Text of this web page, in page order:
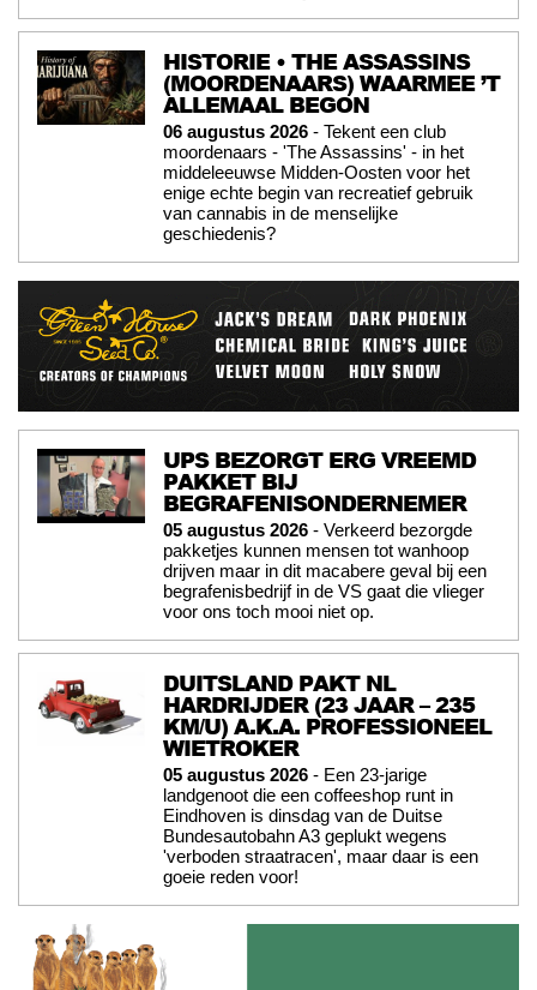
HISTORIE • THE ASSASSINS
(MOORDENAARS) WAARMEE ’T
ALLEMAAL BEGON
06 augustus 2026 - Tekent een club
moordenaars - 'The Assassins' - in het
middeleeuwse Midden-Oosten voor het
enige echte begin van recreatief gebruik
van cannabis in de menselijke
geschiedenis?
UPS BEZORGT ERG VREEMD
PAKKET BIJ
BEGRAFENISONDERNEMER
05 augustus 2026 - Verkeerd bezorgde
pakketjes kunnen mensen tot wanhoop
drijven maar in dit macabere geval bij een
begrafenisbedrijf in de VS gaat die vlieger
voor ons toch mooi niet op.
DUITSLAND PAKT NL
HARDRIJDER (23 JAAR – 235
KM/U) A.K.A. PROFESSIONEEL
WIETROKER
05 augustus 2026 - Een 23-jarige
landgenoot die een coffeeshop runt in
Eindhoven is dinsdag van de Duitse
Bundesautobahn A3 geplukt wegens
'verboden straatracen', maar daar is een
goeie reden voor!